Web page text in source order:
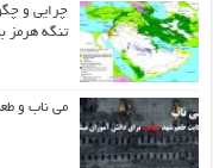
چرایی و
تنگه هرمز
می ناب و